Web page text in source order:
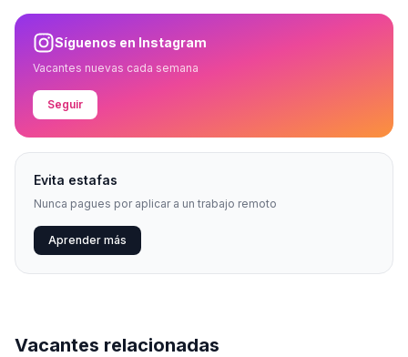
Síguenos en Instagram
Vacantes nuevas cada semana
Seguir
Evita estafas
Nunca pagues por aplicar a un trabajo remoto
Aprender más
Vacantes relacionadas